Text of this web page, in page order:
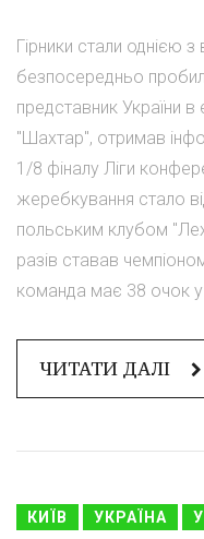
Гірники стали однією
безпосередньо
представник України
"Шахтар", отримав
1/8 фіналу Ліги
жеребкування стало
польським клубом
разів ставав
команда має 38 очок у
ЧИТАТИ ДАЛІ
КИЇВ УКРАЇНА